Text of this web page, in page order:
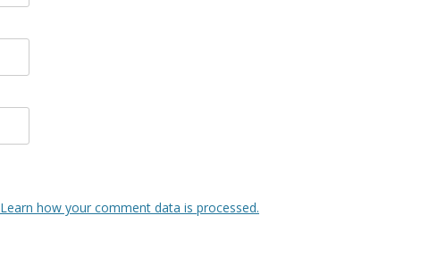
Learn how your comment data is processed.